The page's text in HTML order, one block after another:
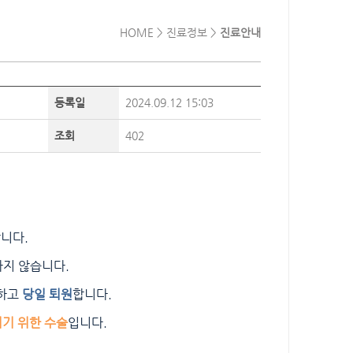
HOME > 진료정보 > 진료안내
등록일 2024.09.12 15:03
조회 402
다.
않습니다.
고 당일 퇴원합니다.
위한 수술입니다.